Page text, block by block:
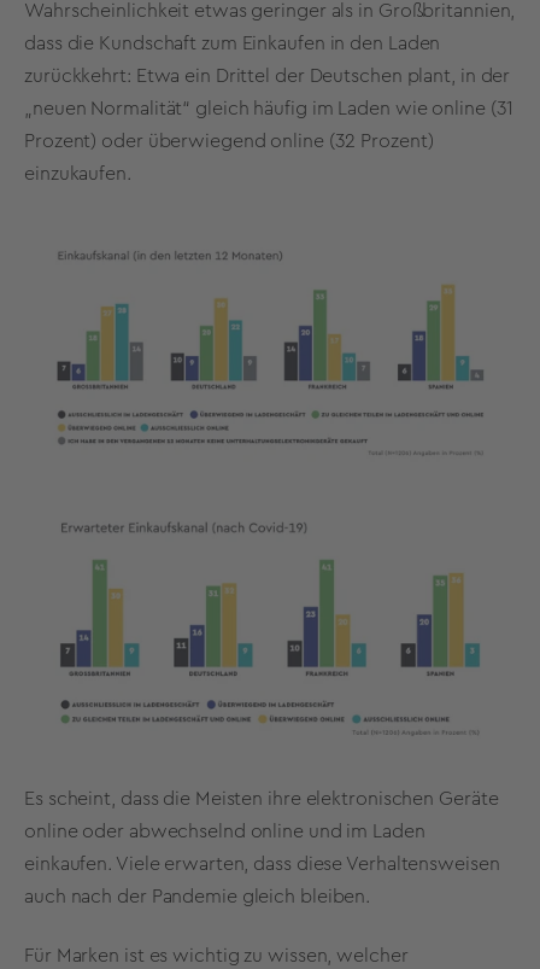
Wahrscheinlichkeit etwas geringer als in Großbritannien,
dass die Kundschaft zum Einkaufen in den Laden
zurückkehrt: Etwa ein Drittel der Deutschen plant, in der
„neuen Normalität“ gleich häufig im Laden wie online (31
Prozent) oder überwiegend online (32 Prozent)
einzukaufen.
Es scheint, dass die Meisten ihre elektronischen Geräte
online oder abwechselnd online und im Laden
einkaufen. Viele erwarten, dass diese Verhaltensweisen
auch nach der Pandemie gleich bleiben.
Für Marken ist es wichtig zu wissen, welcher